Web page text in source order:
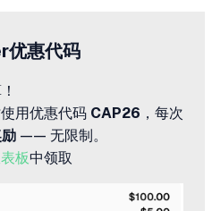
优惠代码
用优惠代码 CAP26 ，每次
—— 无限制。
板中领取